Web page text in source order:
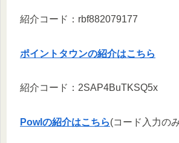
紹介コード：rbf882079177
ポイントタウンの紹介はこちら
紹介コード：2SAP4BuTKSQ5x
Powlの紹介はこちら(コード入力の